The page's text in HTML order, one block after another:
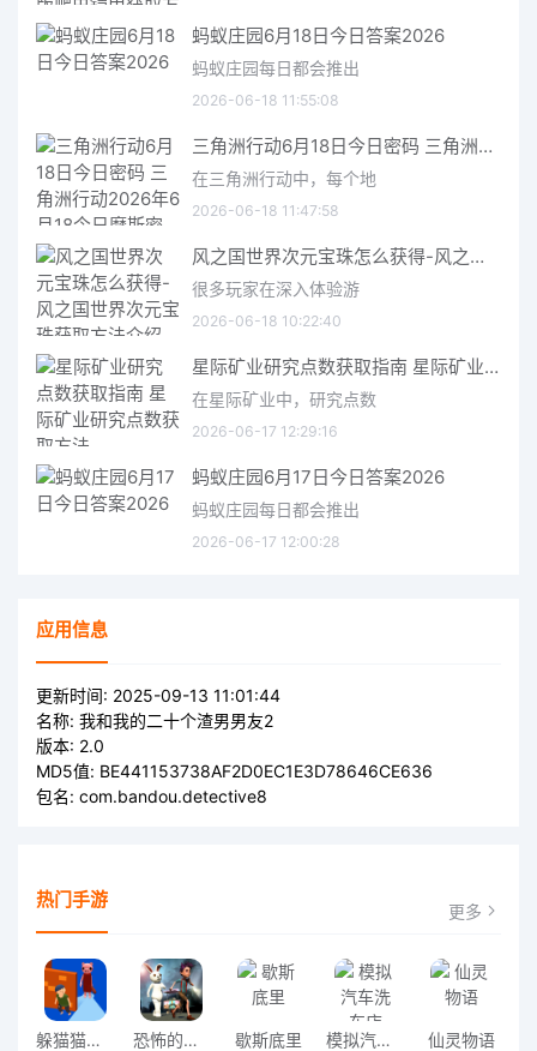
蚂蚁庄园6月18日今日答案2026
蚂蚁庄园每日都会推出
2026-06-18 11:55:08
三角洲行动6月18日今日密码 三角洲行动2026年6月18今日摩斯密码分享
在三角洲行动中，每个地
2026-06-18 11:47:58
风之国世界次元宝珠怎么获得-风之国世界次元宝珠获取方法介绍
很多玩家在深入体验游
2026-06-18 10:22:40
星际矿业研究点数获取指南 星际矿业研究点数获取方法
在星际矿业中，研究点数
2026-06-17 12:29:16
蚂蚁庄园6月17日今日答案2026
蚂蚁庄园每日都会推出
2026-06-17 12:00:28
应用信息
更新时间: 2025-09-13 11:01:44
名称: 我和我的二十个渣男男友2
版本: 2.0
MD5值: BE441153738AF2D0EC1E3D78646CE636
包名: com.bandou.detective8
热门手游 更多
躲猫猫模拟器游戏 恐怖的兔子手游 歇斯底里 模拟汽车洗车店 仙灵物语